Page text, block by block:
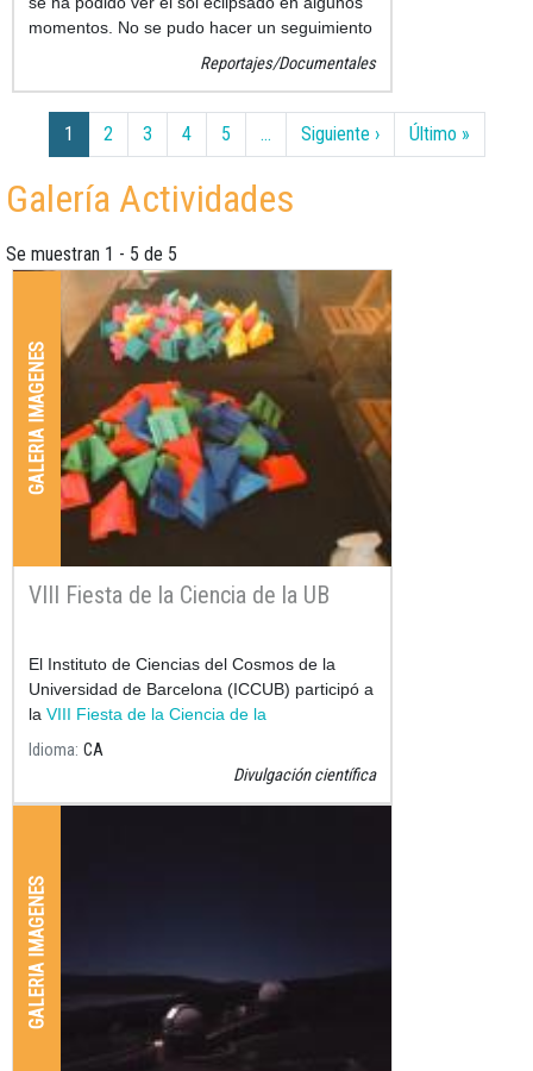
momentos. No se pudo hacer un seguimiento
instantáneo del eclipse pero si algunas fotos.
Reportajes/Documentales
Paginación
1 2 3 4 5 … Siguiente ›Siguiente página
Último »Última
Galería Actividades
Se muestran 1 - 5 de 5
GALERIA IMAGENES
VIII Fiesta de la Ciencia de la UB
El Instituto de Ciencias del Cosmos de la
Universidad de Barcelona (ICCUB) participó a
la VIII Fiesta de la Ciencia de la
Idioma CA
Divulgación científica
GALERIA IMAGENES